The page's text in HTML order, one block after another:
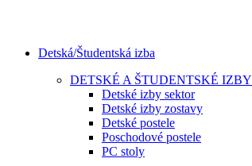
Detská/Študentská izba
DETSKÉ A ŠTUDENTSKÉ IZBY
Detské izby sektor
Detské izby zostavy
Detské postele
Poschodové postele
PC stoly